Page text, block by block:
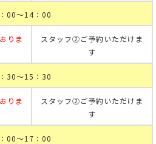
00～14：00
りま
スタッフ②ご予約いただけま
す
30～15：30
りま
スタッフ②ご予約いただけま
す
00～17：00